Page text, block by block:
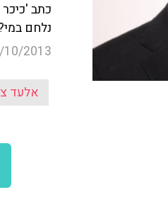
כתב
נלחם
10/2013
אלעד